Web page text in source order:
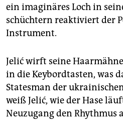
genossenschaft
epaper login
ein imaginäres Loch in
schüchtern reaktiviert der
Instrument.
Jelić wirft seine
in die Keybordtasten, was
Statesman der
weiß Jelić, wie der Hase
Neuzugang den Rhythmus